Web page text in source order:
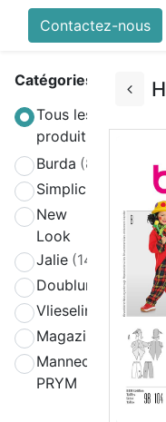
Contactez-nous
Catégories
Tous les
produits
Burda (808)
Simplicity
New
Look
(270)
Jalie (141)
Doublure
Vlieseline
(64)
Magazines
(19)
Mannequin
PRYM
(4)